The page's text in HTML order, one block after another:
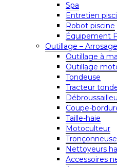
Spa
Entretien
Robot piscine
Équipement
Outillage –
Outillage à
Outillage
Tondeuse
Tracteur
Coupe-
Taille-haie
Motoculteur
Tronçonneuse
Nettoyeurs
Accessoires